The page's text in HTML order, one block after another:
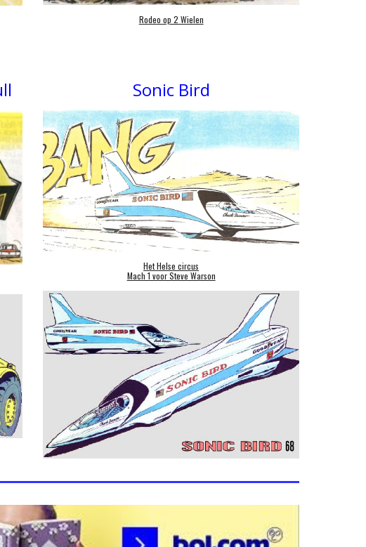
Rodeo op 2 Wielen
Sonic Bird
Het Helse circus
Mach 1 voor Steve Warson